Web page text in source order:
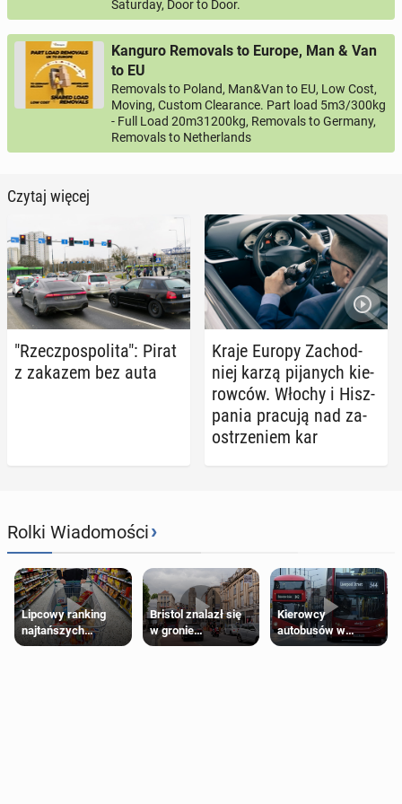
Saturday, Door to Door.
Kanguro Removals to Europe, Man & Van
to EU
Removals to Poland, Man&Van to EU, Low Cost,
Moving, Custom Clearance. Part load 5m3/300kg
- Full Load 20m31200kg, Removals to Germany,
Removals to Netherlands
Czytaj więcej
"Rzecz­po­spo­li­ta": Pirat
z zakazem bez auta
Kraje Europy Za­chod­
niej karzą pi­ja­nych kie­
row­ców. Włochy i Hisz­
pa­nia pracują nad za­
ostrze­niem kar
Rolki Wiadomości›
Lipcowy ranking
najtańszych
supermarketów
Bristol znalazł się
w gronie
najlepszych
Kierowcy
autobusów w
Londynie